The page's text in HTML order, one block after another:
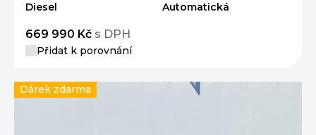
Diesel
Automatická
669 990 Kč s DPH
Přidat k porovnání
Dárek zdarma